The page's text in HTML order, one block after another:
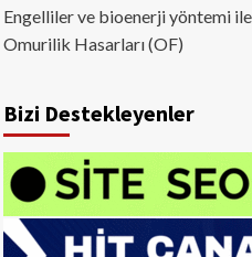
Engelliler ve bioenerji yöntemi
Omurilik Hasarları (OF)
Bizi Destekleyenler